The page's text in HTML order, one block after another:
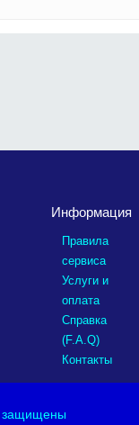
Информация
Правила
сервиса
Услуги и
оплата
Справка
(F.A.Q)
Контакты
защищены